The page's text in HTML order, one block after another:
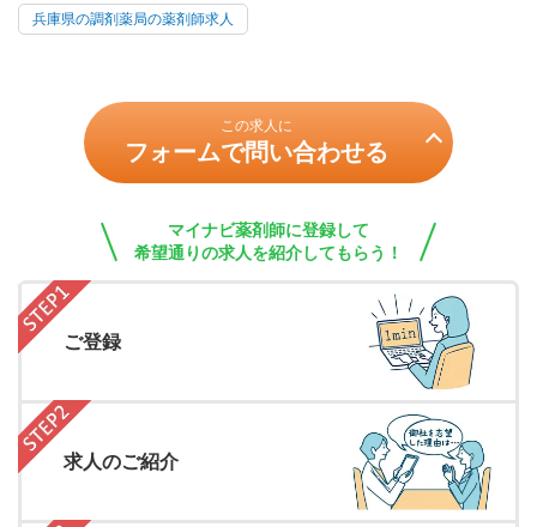
兵庫県の調剤薬局の薬剤師求人
この求人に
フォームで問い合わせる
マイナビ薬剤師に登録して
希望通りの求人を紹介してもらう！
ご登録
求人のご紹介